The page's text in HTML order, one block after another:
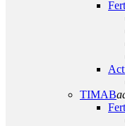
TIMAB